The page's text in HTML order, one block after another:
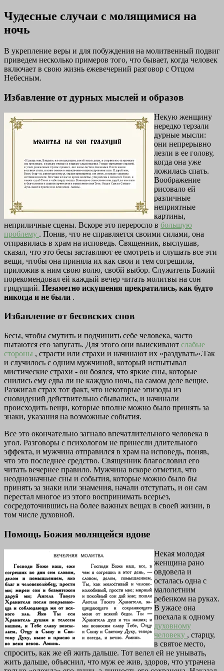
Чудесные случаи с молящимися на
ночь
В укрепление веры и для побуждения на молитвенный подвиг
приведем несколько примеров того, что бывает, когда человек
включает в свою жизнь ежевечерний разговор с Отцом
Небесным.
Избавление от дурных мыслей и образов
Некую женщину
нередко терзали
дурные мысли:
они непрерывно
лезли в ее голову,
когда она уже
ложилась спать.
Воображение
рисовало ей
различные
неприятные
картины,
неприличные сцены. Вскоре это переросло в большую
проблему . Поняв, что не справляется своими силами, она
отправилась в храм на исповедь. Священник, выслушав,
сказал, что это бесы заставляют ее смотреть и слушать все эти
вещи, чтобы она приняла их как свои и тем согрешила,
приложив к ним свою волю, свобй выбор. Служитель Божий
порекомендовал ей каждый вечер читать молитвы на сон
грядущий. Незаметно искушения прекратились, как будто
никогда и не были .
Избавление от бесовских снов
Бесы, чтобы смутить и подчинить себе человека, часто
пытаются его запугать. Для этого они выискивают слабые
стороны , страсти или страхи и начинают их «раздувать».Так
и случилось с одним мужчиной, который испытывал
мистические страхи - он боялся, что яркие сны, которые
снились ему едва ли не каждую ночь, на самом деле вещие.
Разжигал страх тот факт, что некоторые эпизоды из
сновидений действительно сбывались, и начинали
происходить вещи, которые вполне можно было принять за
знаки, указания на возможные события.
Все это окончательно загнало впечатлительного человека в
угол. Разговоры с психологом не принесли длительного
эффекта, и мужчина отправился в храм на исповедь, поняв,
что это последнее средство. Священник благословил его
читать вечернее правило. Мужчина вскоре отметил, что
неоднозначные сны и события, которые можно было бы
принять за знаки или знамения, начали отступать, и он сам
перестал многое из этого воспринимать всерьез,
сосредоточившись на более важных вещах в своей жизни, в
том числе духовной.
Помощь Божия молящейся вдове
Некая молодая
женщина рано
овдовела и
осталась одна с
малолетним
ребенком на руках.
В ужасе она
поехала к одному
духовному
человеку , старцу,
в святое место,
спросить, как же ей жить дальше. Тот велел ей не унывать,
жить дальше, объяснил, что муж ее жив, здоров, что утрачена